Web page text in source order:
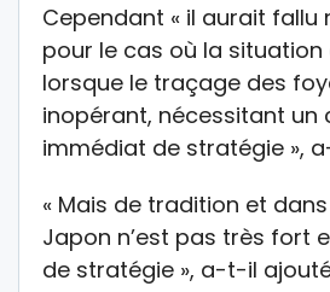
Cependant « il aurait fallu
pour le cas où la
lorsque le traçage des
inopérant, nécessitant un
immédiat de stratégie »,
« Mais de tradition et
Japon n’est pas très fort
de stratégie », a-t-il